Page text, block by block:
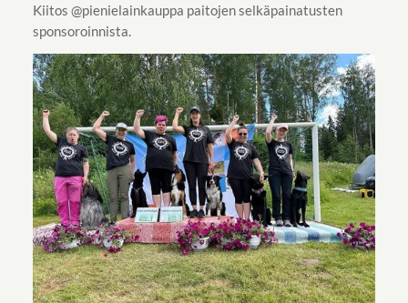
Kiitos @pienielainkauppa paitojen selkäpainatusten
sponsoroinnista.